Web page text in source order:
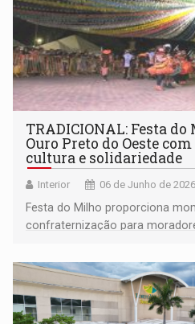
TRADICIONAL: Festa
Ouro Preto do Oeste
cultura e solidariedade
Interior 06 de Junho de
Festa do Milho proporciona
confraternização para